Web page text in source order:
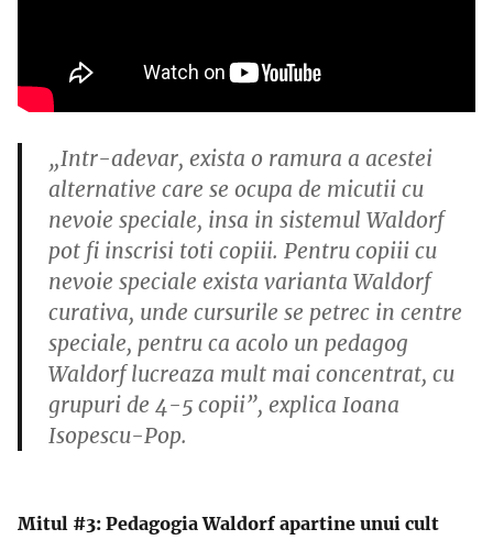
„Intr-adevar, exista o ramura a acestei
alternative care se ocupa de micutii cu
nevoie speciale, insa in sistemul Waldorf
pot fi inscrisi toti copiii. Pentru copiii cu
nevoie speciale exista varianta Waldorf
curativa, unde cursurile se petrec in centre
speciale, pentru ca acolo un pedagog
Waldorf lucreaza mult mai concentrat, cu
grupuri de 4-5 copii”, explica Ioana
Isopescu-Pop.
Mitul #3: Pedagogia Waldorf apartine unui cult